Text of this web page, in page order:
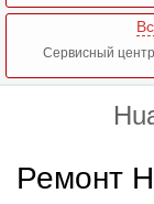
Сервисный
Ремонт